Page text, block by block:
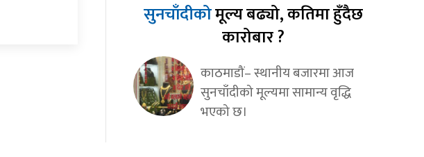
सुनचाँदीकोमूल्य बढ्यो, कतिमा हुँदैछ
कारोबार ?
काठमाडौं– स्थानीय बजारमा आज
सुनचाँदीको मूल्यमा सामान्य वृद्धि
भएको छ।